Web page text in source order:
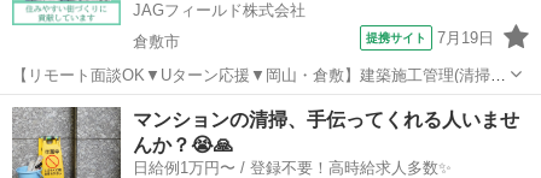
JAGフィールド株式会社
倉敷市
提携サイト 7月19日
【リモート面談OK▼Uターン応援▼岡山・倉敷】建築施工管理(清掃プ
ラント) 【マイカー通勤OK◎社宅・レンタカー貸与OK】ゴミ処理施設
の整備工事に関する建築施工管理です。現場監督5名体制で行なう工期
5年の公共工事です。現...
岡山 倉敷市
マンションの清掃、手伝ってくれる人いませ
んか？😭🙏
日給例1万円〜 / 登録不要！高時給求人多数✨